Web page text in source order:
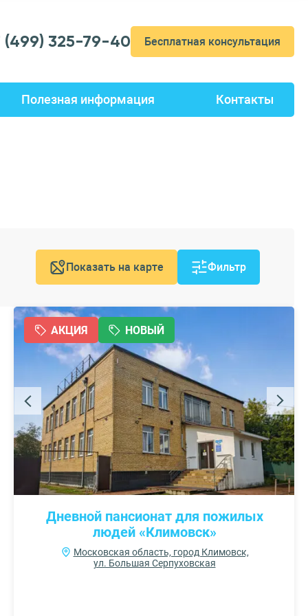
(499) 325-79-40 Бесплатная консультация
Полезная информация Контакты
Показать на карте Фильтр
АКЦИЯ НОВЫЙ
Дневной пансионат для пожилых
людей «Климовск»
Московская область, город Климовск,
ул. Большая Серпуховская